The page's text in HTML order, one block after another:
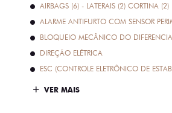
AIRBAGS (6) - LATERAIS (2) CORTINA (2)
ALARME ANTIFURTO COM SENSOR
BLOQUEIO MECÂNICO DO
DIREÇÃO ELÉTRICA
ESC (CONTROLE ELETRÔNICO DE
VER MAIS